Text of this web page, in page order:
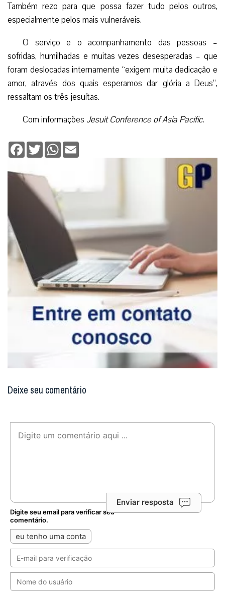
Também rezo para que possa fazer tudo pelos outros,
especialmente pelos mais vulneráveis.
O serviço e o acompanhamento das pessoas –
sofridas, humilhadas e muitas vezes desesperadas – que
foram deslocadas internamente “exigem muita dedicação e
amor, através dos quais esperamos dar glória a Deus”,
ressaltam os três jesuítas.
Com informações Jesuit Conference of Asia Pacific.
Facebook
TwitterWhatsApp
Deixe seu comentário
Enviar resposta
Digite seu email para verificar seu
comentário.
eu tenho uma conta